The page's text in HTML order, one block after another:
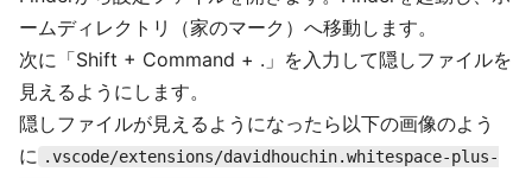
ームディレクトリ（家のマーク）へ移動します。
次に「Shift + Command + .」を入力して隠しファイルを
見えるようにします。
隠しファイルが見えるようになったら以下の画像のよう
に .vscode/extensions/davidhouchin.whitespace-plus-